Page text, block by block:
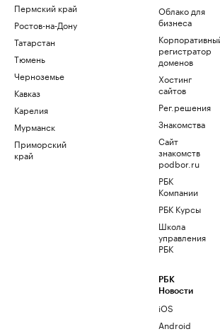
Пермский край
Ростов-на-Дону
Татарстан
Тюмень
Черноземье
Кавказ
Карелия
Мурманск
Приморский
край
Облако для
бизнеса
регистратор
доменов
Хостинг
сайтов
Рег.решения
Знакомства
Сайт
знакомств
podbor.ru
РБК
Компании
РБК Курсы
Школа
управления
РБК
РБК
Новости
iOS
Android